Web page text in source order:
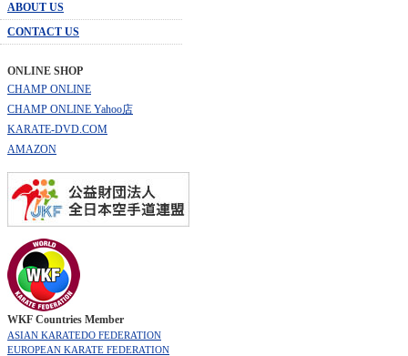
ABOUT US
CONTACT US
ONLINE SHOP
CHAMP ONLINE
CHAMP ONLINE Yahoo店
KARATE-DVD.COM
AMAZON
WKF Countries Member
ASIAN KARATEDO FEDERATION
EUROPEAN KARATE FEDERATION